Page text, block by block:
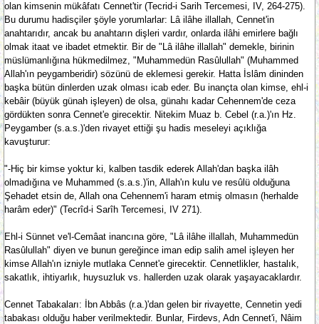
olan kimsenin mükâfatı Cennet'tir (Tecrid-i Sarih Tercemesi, IV, 264-275).
Bu durumu hadisçiler şöyle yorumlarlar: Lâ ilâhe illallah, Cennet'in
anahtarıdır, ancak bu anahtarın dişleri vardır, onlarda ilâhi emirlere bağlı
olmak itaat ve ibadet etmektir. Bir de "Lâ ilâhe illallah" demekle, birinin
müslümanlığına hükmedilmez, "Muhammedün Rasûlullah" (Muhammed
Allah'ın peygamberidir) sözünü de eklemesi gerekir. Hatta İslâm dininden
başka bütün dinlerden uzak olması icab eder. Bu inançta olan kimse, ehl-i
kebâir (büyük günah işleyen) de olsa, günahı kadar Cehennem'de ceza
gördükten sonra Cennet'e girecektir. Nitekim Muaz b. Cebel (r.a.)'ın Hz.
Peygamber (s.a.s.)'den rivayet ettiği şu hadis meseleyi açıklığa
kavuşturur:
"-Hiç bir kimse yoktur ki, kalben tasdik ederek Allah'dan başka ilâh
olmadığına ve Muhammed (s.a.s.)'in, Allah'ın kulu ve resûlü olduğuna
Şehadet etsin de, Allah ona Cehennem'i haram etmiş olmasın (herhalde
harâm eder)" (Tecrîd-i Sarîh Tercemesi, IV 271).
Ehl-i Sünnet ve'l-Cemâat inancına göre, "Lâ ilâhe illallah, Muhammedün
Rasûlullah" diyen ve bunun gereğince iman edip salih amel işleyen her
kimse Allah'ın izniyle mutlaka Cennet'e girecektir. Cennetlikler, hastalık,
sakatlık, ihtiyarlık, huysuzluk vs. hallerden uzak olarak yaşayacaklardır.
Cennet Tabakaları: İbn Abbâs (r.a.)'dan gelen bir rivayette, Cennetin yedi
tabakası olduğu haber verilmektedir. Bunlar, Firdevs, Adn Cennet'i, Nâim